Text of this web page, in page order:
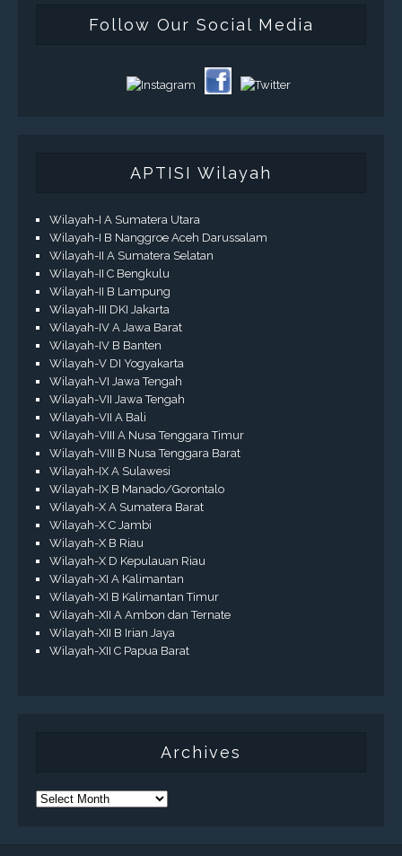
Follow Our Social Media
APTISI Wilayah
Wilayah-I A Sumatera Utara
Wilayah-I B Nanggroe Aceh Darussalam
Wilayah-II A Sumatera Selatan
Wilayah-II C Bengkulu
Wilayah-II B Lampung
Wilayah-III DKI Jakarta
Wilayah-IV A Jawa Barat
Wilayah-IV B Banten
Wilayah-V DI Yogyakarta
Wilayah-VI Jawa Tengah
Wilayah-VII Jawa Tengah
Wilayah-VII A Bali
Wilayah-VIII A Nusa Tenggara Timur
Wilayah-VIII B Nusa Tenggara Barat
Wilayah-IX A Sulawesi
Wilayah-IX B Manado/Gorontalo
Wilayah-X A Sumatera Barat
Wilayah-X C Jambi
Wilayah-X B Riau
Wilayah-X D Kepulauan Riau
Wilayah-XI A Kalimantan
Wilayah-XI B Kalimantan Timur
Wilayah-XII A Ambon dan Ternate
Wilayah-XII B Irian Jaya
Wilayah-XII C Papua Barat
Archives